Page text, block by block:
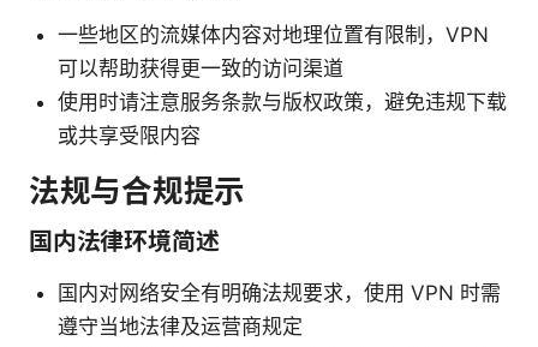
一些地区的流媒体内容对地理位置有限制，VPN
可以帮助获得更一致的访问渠道
使用时请注意服务条款与版权政策，避免违规下载
或共享受限内容
法规与合规提示
国内法律环境简述
国内对网络安全有明确法规要求，使用 VPN 时需
遵守当地法律及运营商规定